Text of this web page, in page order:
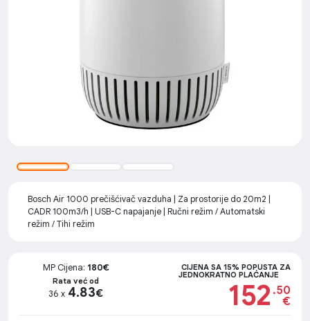
Bosch Air 1000 prečišćivač vazduha | Za prostorije do 20m2 |
CADR 100m3/h | USB-C napajanje | Ručni režim / Automatski
režim / Tihi režim
MP Cijena: 180€
Rata već od
36 x 4.83€
CIJENA SA 15% POPUSTA ZA
JEDNOKRATNO PLAĆANJE
152 .50
€